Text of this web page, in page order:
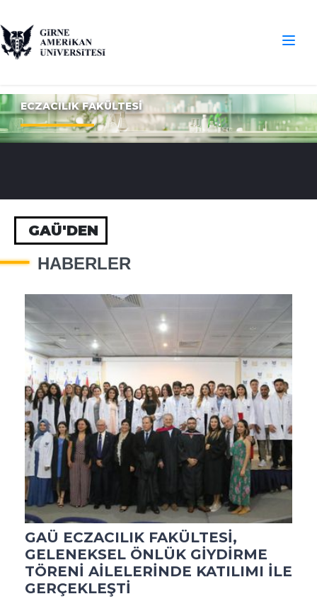
ECZACILIK FAKÜLTESİ
GAÜ'DEN
HABERLER
GAÜ ECZACILIK FAKÜLTESİ,
GELENEKSEL ÖNLÜK GİYDİRME
TÖRENİ AİLELERİNDE KATILIMI İLE
GERÇEKLEŞTİ